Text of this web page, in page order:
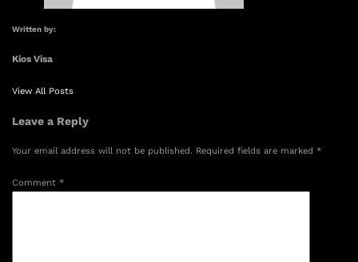
Written by:
Kios Visa
View All Posts
Leave a Reply
Your email address will not be published. Required fields are marked *
Comment *